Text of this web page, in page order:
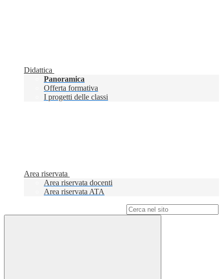
Didattica
Panoramica
Offerta formativa
I progetti delle classi
Area riservata
Area riservata docenti
Area riservata ATA